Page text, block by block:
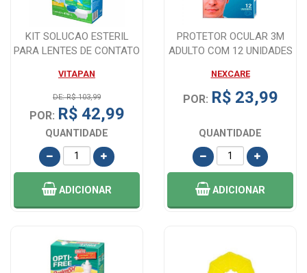
KIT SOLUCAO ESTERIL
PARA LENTES DE CONTATO
VITAPAN
DE: R$ 103,99
POR: R$ 42,99
QUANTIDADE
ADICIONAR
PROTETOR OCULAR 3M
ADULTO COM 12 UNIDADES
NEXCARE
POR: R$ 23,99
QUANTIDADE
ADICIONAR